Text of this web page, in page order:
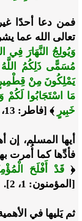
فمن دعا أحدًا
تعالى الله عما
وَيُولِجُ النَّهَارَ
مُسَمًّى ذَلِكُمُ اللَّهُ
يَمْلِكُونَ مِنْ قِطْمِيرٍ
مَا اسْتَجَابُوا لَكُمْ
خَبِيرٍ ﴾ [فاطر: 13، 14].
أيها المسلم،
فأدِّها كما أُمرت
﴿ قَدْ أَفْلَحَ
[المؤمنون: 1، 2].
ثم يَليها في